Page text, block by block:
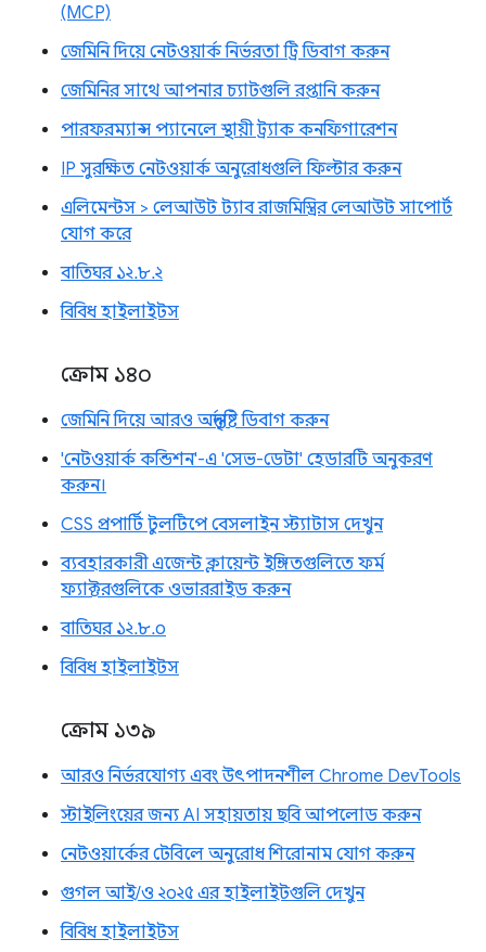
(MCP)
জেমিনি দিয়ে নেটওয়ার্ক নির্ভরতা ট্রি ডিবাগ করুন
জেমিনির সাথে আপনার চ্যাটগুলি রপ্তানি করুন
পারফরম্যান্স প্যানেলে স্থায়ী ট্র্যাক কনফিগারেশন
IP সুরক্ষিত নেটওয়ার্ক অনুরোধগুলি ফিল্টার করুন
এলিমেন্টস > লেআউট ট্যাব রাজমিস্ত্রির লেআউট সাপোর্ট
যোগ করে
বাতিঘর ১২.৮.২
বিবিধ হাইলাইটস
ক্রোম ১৪০
জেমিনি দিয়ে আরও অন্তর্দৃষ্টি ডিবাগ করুন
'নেটওয়ার্ক কন্ডিশন'-এ 'সেভ-ডেটা' হেডারটি অনুকরণ
করুন।
CSS প্রপার্টি টুলটিপে বেসলাইন স্ট্যাটাস দেখুন
ব্যবহারকারী এজেন্ট ক্লায়েন্ট ইঙ্গিতগুলিতে ফর্ম
ফ্যাক্টরগুলিকে ওভাররাইড করুন
বাতিঘর ১২.৮.০
বিবিধ হাইলাইটস
ক্রোম ১৩৯
আরও নির্ভরযোগ্য এবং উৎপাদনশীল Chrome DevTools
স্টাইলিংয়ের জন্য AI সহায়তায় ছবি আপলোড করুন
নেটওয়ার্কের টেবিলে অনুরোধ শিরোনাম যোগ করুন
গুগল আই/ও ২০২৫ এর হাইলাইটগুলি দেখুন
বিবিধ হাইলাইটস